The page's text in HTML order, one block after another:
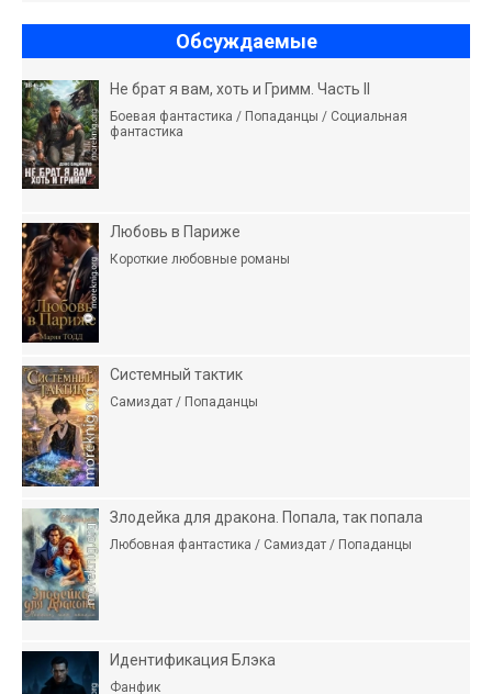
Обсуждаемые
Не брат я вам, хоть и Гримм. Часть II
Боевая фантастика / Попаданцы / Социальная
фантастика
Любовь в Париже
Короткие любовные романы
Системный тактик
Самиздат / Попаданцы
Злодейка для дракона. Попала, так попала
Любовная фантастика / Самиздат / Попаданцы
Идентификация Блэка
Фанфик